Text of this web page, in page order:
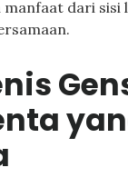
manfaat dari sisi